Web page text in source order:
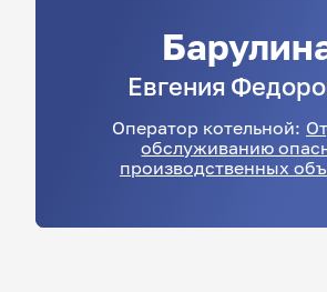
Евгения
Оператор котельной:
обслуживанию
производственных